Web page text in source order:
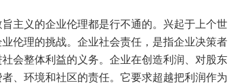
主义的企业伦理都是行不通的。兴起于上个世
伦理的挑战。企业社会责任，是指企业决策者
会整体利益的义务。企业在创造利润、对股东
、环境和社区的责任。它要求超越把利润作为